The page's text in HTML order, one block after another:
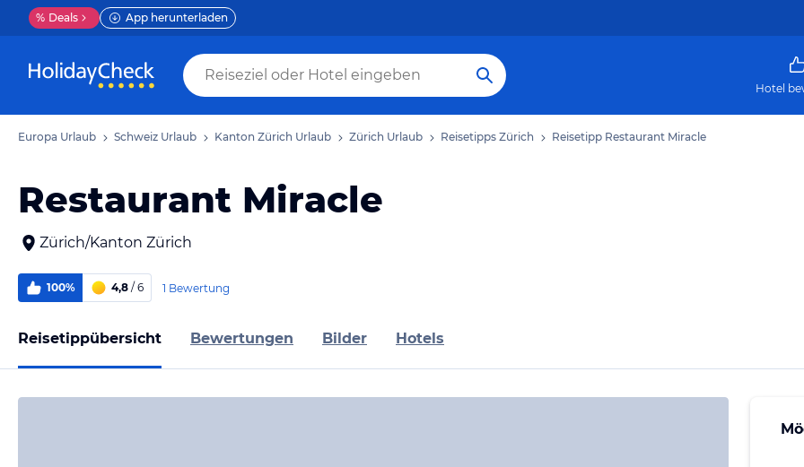
% Deals App herunterladen
Hotel
Europa Urlaub Schweiz Urlaub Kanton Zürich Urlaub Zürich Urlaub Reisetipps Zürich Reisetipp Restaurant Miracle
Restaurant Miracle
Zürich/Kanton Zürich
100% 4,8 / 6 1 Bewertung
Reisetippübersicht Bewertungen Bilder Hotels